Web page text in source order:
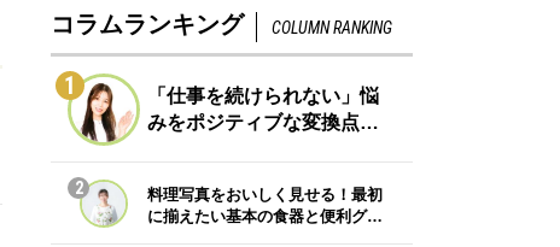
コラムランキング COLUMN RANKING
1
「仕事を続けられない」悩
みをポジティブな変換点…
2
料理写真をおいしく見せる！最初
に揃えたい基本の食器と便利グ…